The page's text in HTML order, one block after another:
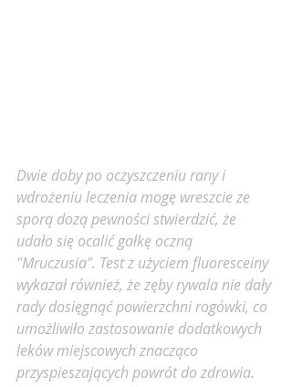
Dwie doby po oczyszczeniu rany i
wdrożeniu leczenia mogę wreszcie ze
sporą dozą pewności stwierdzić, że
udało się ocalić gałkę oczną
"Mruczusia". Test z użyciem fluoresceiny
wykazał również, że zęby rywala nie dały
rady dosięgnąć powierzchni rogówki, co
umożliwiło zastosowanie dodatkowych
leków miejscowych znacząco
przyspieszających powrót do zdrowia.